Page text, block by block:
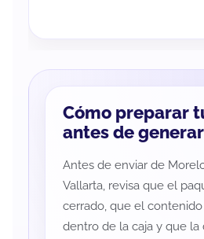
Cómo preparar
antes de
Antes de enviar de
Vallarta, revisa que el
cerrado, que el
dentro de la caja y que la